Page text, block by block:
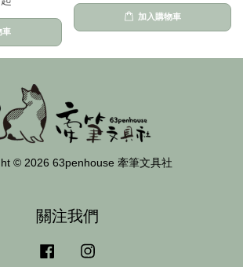
車
加入購物車
© 2026 63penhouse 牽筆文具社
關注我們
Facebook